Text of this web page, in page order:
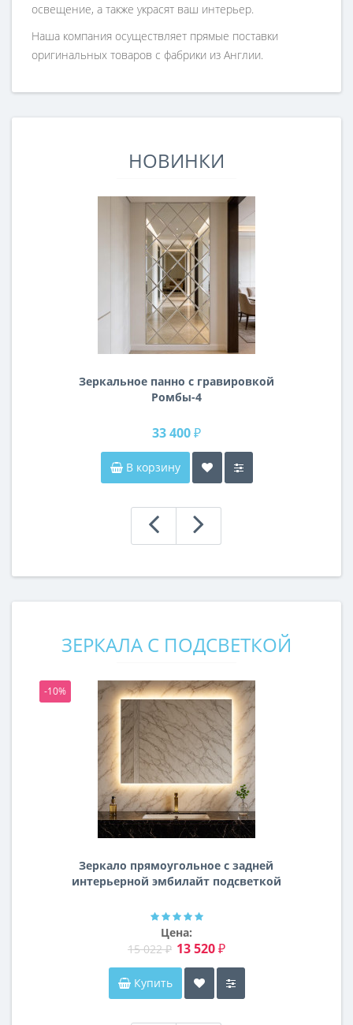
освещение, а также украсят ваш интерьер.
Наша компания осуществляет прямые поставки
оригинальных товаров с фабрики из Англии.
НОВИНКИ
Зеркальное панно с гравировкой
Ромбы-4
33 400 ₽
В корзину
ЗЕРКАЛА С ПОДСВЕТКОЙ
-10%
Зеркало прямоугольное с задней
интерьерной эмбилайт подсветкой
Цена:
15 022 ₽ 13 520 ₽
Купить